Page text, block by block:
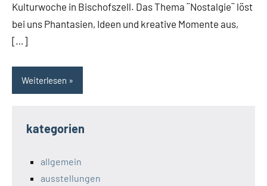
Kulturwoche in Bischofszell. Das Thema ¨Nostalgie¨ löst
bei uns Phantasien, Ideen und kreative Momente aus,
[…]
Weiterlesen
kategorien
allgemein
ausstellungen